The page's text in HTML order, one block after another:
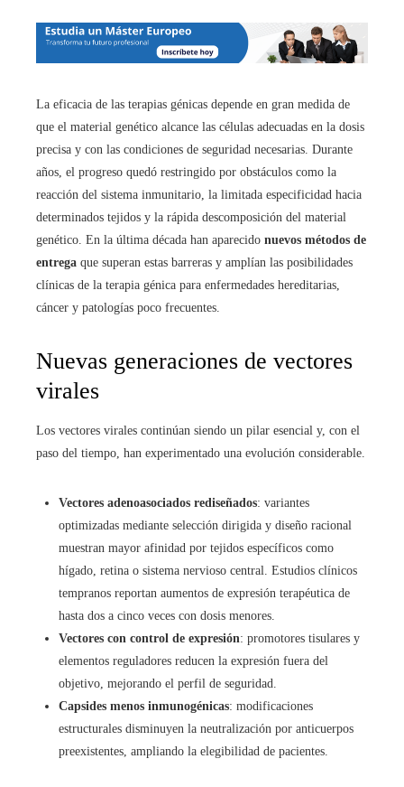
La eficacia de las terapias génicas depende en gran medida de
que el material genético alcance las células adecuadas en la dosis
precisa y con las condiciones de seguridad necesarias. Durante
años, el progreso quedó restringido por obstáculos como la
reacción del sistema inmunitario, la limitada especificidad hacia
determinados tejidos y la rápida descomposición del material
genético. En la última década han aparecido nuevos métodos de
entrega que superan estas barreras y amplían las posibilidades
clínicas de la terapia génica para enfermedades hereditarias,
cáncer y patologías poco frecuentes.
Nuevas generaciones de vectores
virales
Los vectores virales continúan siendo un pilar esencial y, con el
paso del tiempo, han experimentado una evolución considerable.
Vectores adenoasociados rediseñados: variantes
optimizadas mediante selección dirigida y diseño racional
muestran mayor afinidad por tejidos específicos como
hígado, retina o sistema nervioso central. Estudios clínicos
tempranos reportan aumentos de expresión terapéutica de
hasta dos a cinco veces con dosis menores.
Vectores con control de expresión: promotores tisulares y
elementos reguladores reducen la expresión fuera del
objetivo, mejorando el perfil de seguridad.
Capsides menos inmunogénicas: modificaciones
estructurales disminuyen la neutralización por anticuerpos
preexistentes, ampliando la elegibilidad de pacientes.